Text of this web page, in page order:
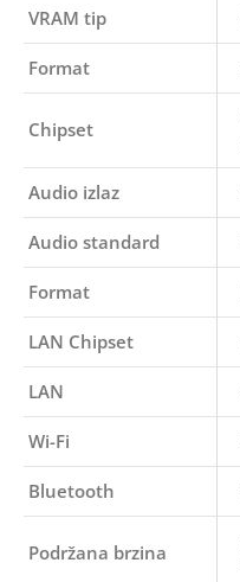
VRAM tip
Format
Chipset
Audio izlaz
Audio standard
Format
LAN Chipset
LAN
Wi-Fi
Bluetooth
Podržana brzina